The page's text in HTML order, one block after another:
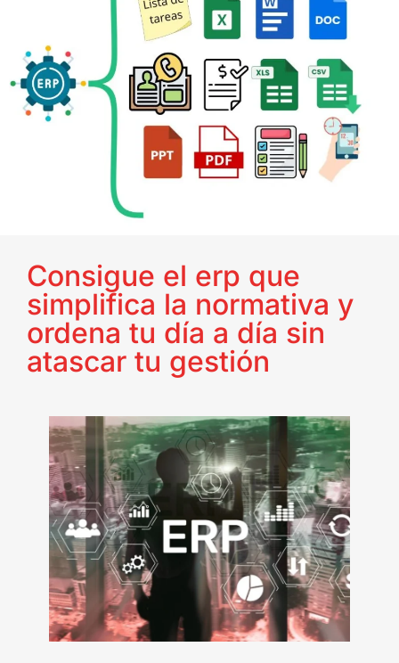
Consigue el erp que
simplifica la normativa y
ordena tu día a día sin
atascar tu gestión